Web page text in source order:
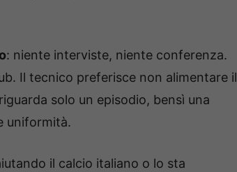
: niente interviste, niente conferenza.
Il tecnico preferisce non alimentare il
solo un episodio, bensì una
uniformità.
il calcio italiano o lo sta